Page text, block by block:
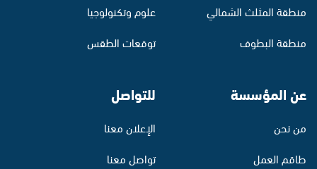
منطقة المثلث الشمالي
منطقة البطوف
علوم وتكنولوجيا
توقعات الطقس
عن المؤسسة
من نحن
طاقم العمل
للتواصل
الإعلان معنا
تواصل معنا